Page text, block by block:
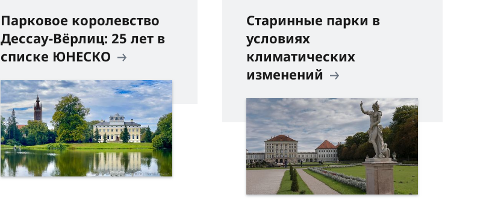
Парковое королевство
Дессау-Вёрлиц: 25 лет в
списке ЮНЕСКО
Старинные парки в
условиях
климатических
изменений